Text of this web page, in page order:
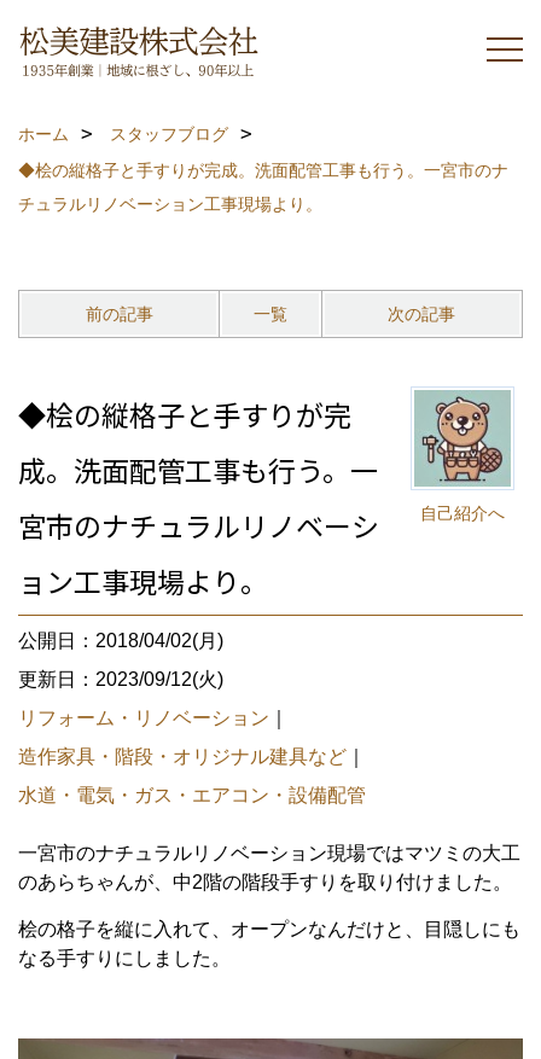
ホーム
スタッフブログ
◆桧の縦格子と手すりが完成。洗面配管工事も行う。一宮市のナ
チュラルリノベーション工事現場より。
前の記事 一覧 次の記事
自己紹介へ
◆桧の縦格子と手すりが完
成。洗面配管工事も行う。一
宮市のナチュラルリノベーシ
ョン工事現場より。
公開日：2018/04/02(月)
更新日：2023/09/12(火)
リフォーム・リノベーション
造作家具・階段・オリジナル建具など
水道・電気・ガス・エアコン・設備配管
一宮市のナチュラルリノベーション現場ではマツミの大工
のあらちゃんが、中2階の階段手すりを取り付けました。
桧の格子を縦に入れて、オープンなんだけと、目隠しにも
なる手すりにしました。